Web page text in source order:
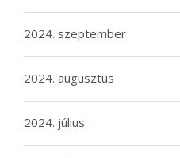
2024. szeptember
2024. augusztus
2024. július